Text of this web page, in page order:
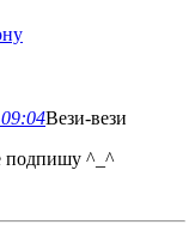
Вези-вези
подпишу ^_^